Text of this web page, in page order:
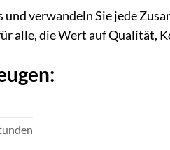
verwandeln Sie jede
alle, die Wert auf Qualität,